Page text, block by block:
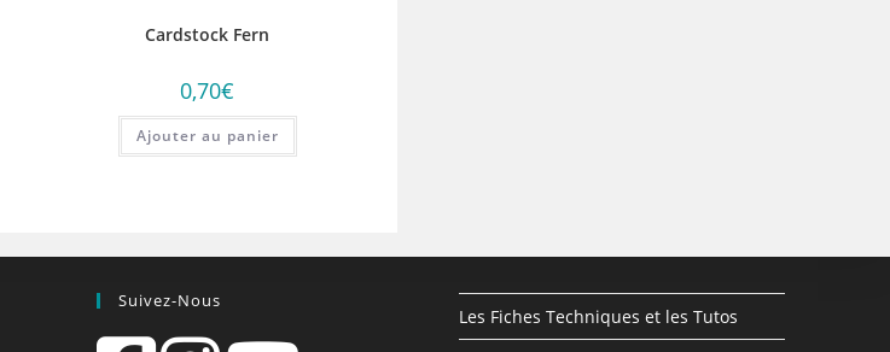
Cardstock Fern
0,70€
Ajouter au panier
Suivez-Nous
Les Fiches Techniques et les Tutos